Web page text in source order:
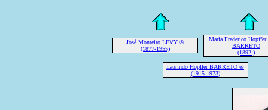
José Monteiro LEVY ®
(1877-1955)
Maria Frederico Hopffer
BARRETO
(1892-)
Laurindo Hopffer BARRETO ®
(1915-1973)